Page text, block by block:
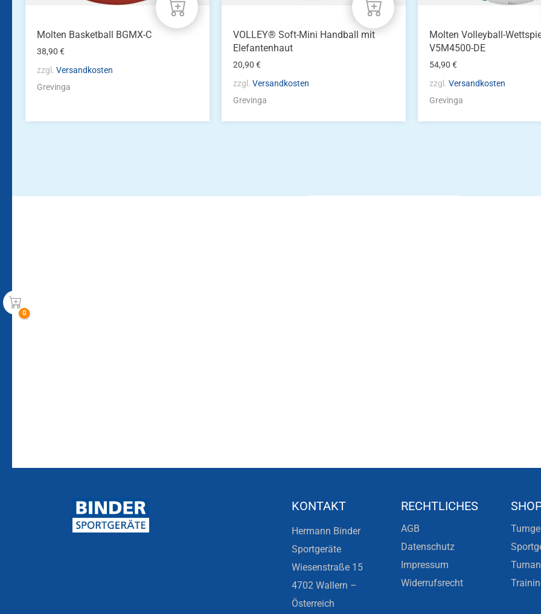
Molten Basketball BGMX-C
38,90€
zzgl.Versandkosten
Grevinga
VOLLEY® Soft-Mini Handball mit
Elefantenhaut
20,90€
zzgl.Versandkosten
Grevinga
Molten Volleyball-
V5M4500-DE
54,90€
zzgl.Versandkosten
Grevinga
KONTAKT
Hermann Binder
Sportgeräte
Wiesenstraße 15
4702 Wallern –
Österreich
RECHTLICHES
AGB
Datenschutz
Impressum
Widerrufsrecht